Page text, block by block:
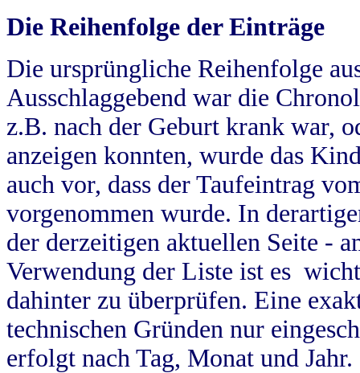
Die Reihenfolge der Einträge
Die ursprüngliche Reihenfolge
Ausschlaggebend war die
z.B. nach der Geburt krank war,
anzeigen konnten, wurde das
auch vor, dass der Taufeintrag
vorgenommen wurde. In
der derzeitigen aktuellen Seite -
Verwendung der Liste ist es
dahinter zu überprüfen. Eine
technischen Gründen nur
erfolgt nach Tag, Monat und Jahr.